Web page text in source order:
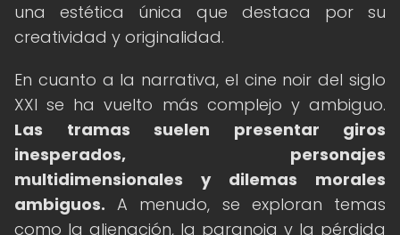
una estética única que destaca por su
creatividad y originalidad.
En cuanto a la narrativa, el cine noir del siglo
XXI se ha vuelto más complejo y ambiguo.
Las tramas suelen presentar giros
inesperados, personajes
multidimensionales y dilemas morales
ambiguos. A menudo, se exploran temas
como la alienación, la paranoia y la pérdida